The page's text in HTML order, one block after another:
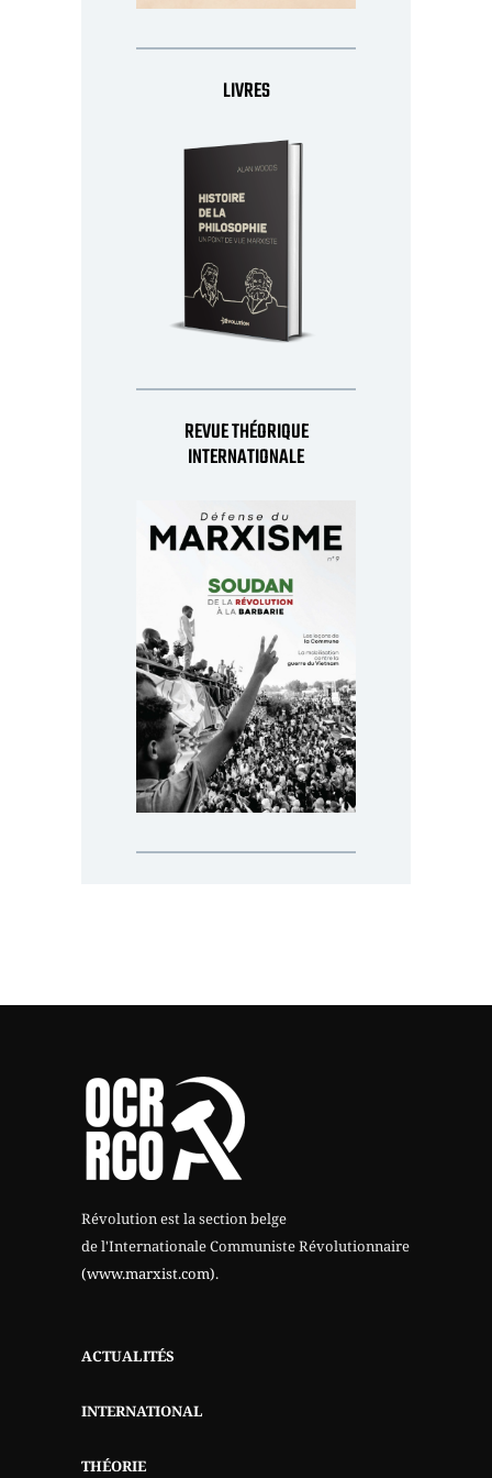
LIVRES
REVUE THÉORIQUE
INTERNATIONALE
Révolution est la section belge
de l'Internationale Communiste Révolutionnaire
(www.marxist.com).
ACTUALITÉS
INTERNATIONAL
THÉORIE